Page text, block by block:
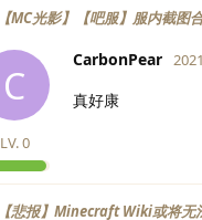
【MC光影】【吧服】服内截图
C
CarbonPear
LV.0
真好康
【悲报】Minecraft Wiki或将无